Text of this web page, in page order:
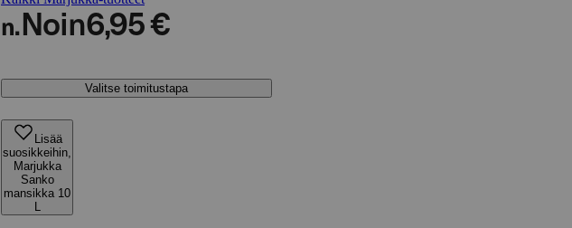
n. Noin6,95 €
Valitse toimitustapa
Lisää
suosikkeihin,
Marjukka
Sanko
mansikka 10
L